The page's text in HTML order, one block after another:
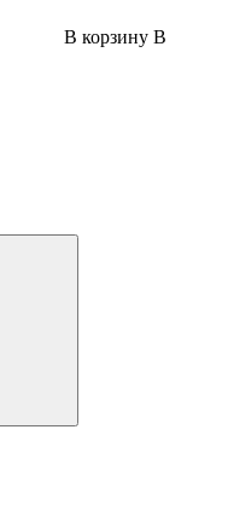
В корзину В